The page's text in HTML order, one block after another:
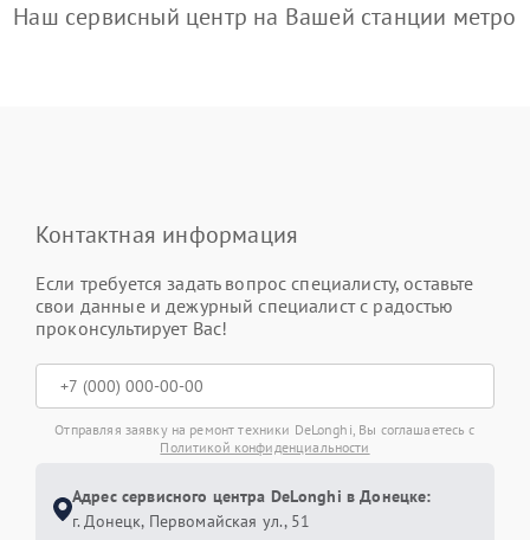
Наш сервисный центр на Вашей станции метро
Контактная информация
Если требуется задать вопрос специалисту, оставьте
свои данные и дежурный специалист с радостью
проконсультирует Вас!
Отправляя заявку на ремонт техники DeLonghi, Вы соглашаетесь с
Политикой конфиденциальности
Адрес сервисного центра DeLonghi в Донецке:
г. Донецк, Первомайская ул., 51